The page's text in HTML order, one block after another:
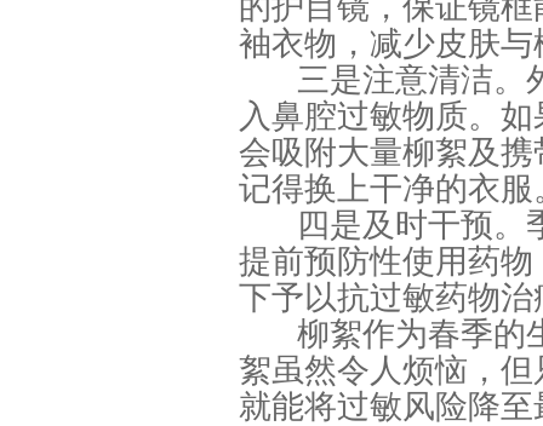
的护目镜，保证镜
袖衣物，减少皮肤
三是注意清洁。
入鼻腔过敏物质。
会吸附大量柳絮及
记得换上干净的衣服
四是及时干预。
提前预防性使用药
下予以抗过敏药物治
柳絮作为春季的
絮虽然令人烦恼，
就能将过敏风险降